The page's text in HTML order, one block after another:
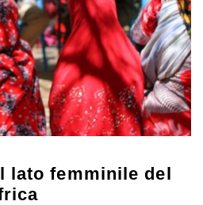
Defense College
lato femminile del